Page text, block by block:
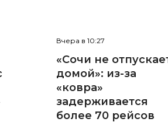
Вчера в 10:27
«Сочи не
домой»: из-за
«ковра»
задерживается
более 70 рейсов